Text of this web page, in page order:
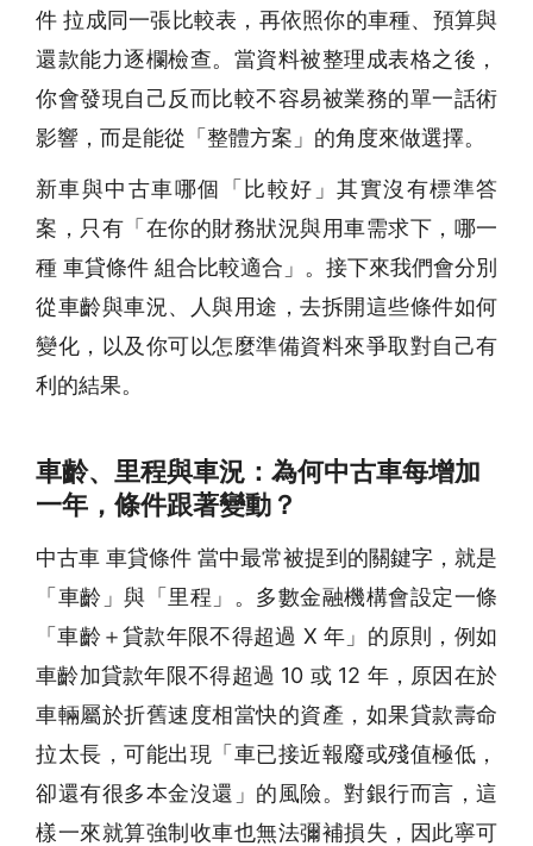
件 拉成同一張比較表，再依照你的車種、預算與
還款能力逐欄檢查。當資料被整理成表格之後，
你會發現自己反而比較不容易被業務的單一話術
影響，而是能從「整體方案」的角度來做選擇。
新車與中古車哪個「比較好」其實沒有標準答
案，只有「在你的財務狀況與用車需求下，哪一
種 車貸條件 組合比較適合」。接下來我們會分別
從車齡與車況、人與用途，去拆開這些條件如何
變化，以及你可以怎麼準備資料來爭取對自己有
利的結果。
車齡、里程與車況：為何中古車每增加
一年，條件跟著變動？
中古車 車貸條件 當中最常被提到的關鍵字，就是
「車齡」與「里程」。多數金融機構會設定一條
「車齡＋貸款年限不得超過 X 年」的原則，例如
車齡加貸款年限不得超過 10 或 12 年，原因在於
車輛屬於折舊速度相當快的資產，如果貸款壽命
拉太長，可能出現「車已接近報廢或殘值極低，
卻還有很多本金沒還」的風險。對銀行而言，這
樣一來就算強制收車也無法彌補損失，因此寧可